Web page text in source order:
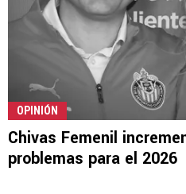
OPINIÓN
Chivas Femenil
problemas para el 2026